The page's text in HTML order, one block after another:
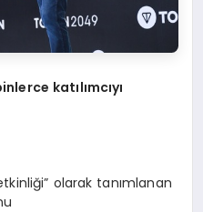
katılımcıyı
olarak tanımlanan